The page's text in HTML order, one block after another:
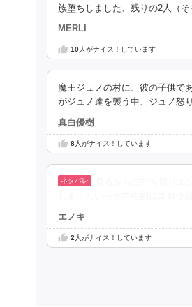
族堕ちしました、残りの2人（
MERLI
10人がナイス！しています
魔王ジュノの村に、彼の子供
がジュノ達を襲う中、ジュノ怒
真白優樹
8人がナイス！しています
しまうといっそ本格的にエロ
エノキ
2 人がナイス！しています